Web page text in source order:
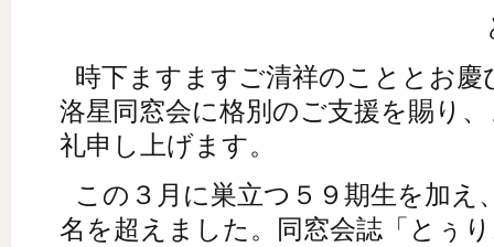
時下ますますご清祥のこととお
洛星同窓会に格別のご支援を賜り
礼申し上げます。
この３月に巣立つ５９期生を加え
名を超えました。同窓会誌「とぅ